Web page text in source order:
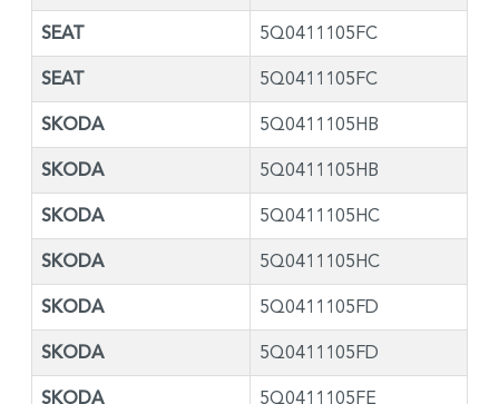
SEAT 5Q0411105FC
SEAT 5Q0411105FC
SKODA 5Q0411105HB
SKODA 5Q0411105HB
SKODA 5Q0411105HC
SKODA 5Q0411105HC
SKODA 5Q0411105FD
SKODA 5Q0411105FD
SKODA 5Q0411105FE